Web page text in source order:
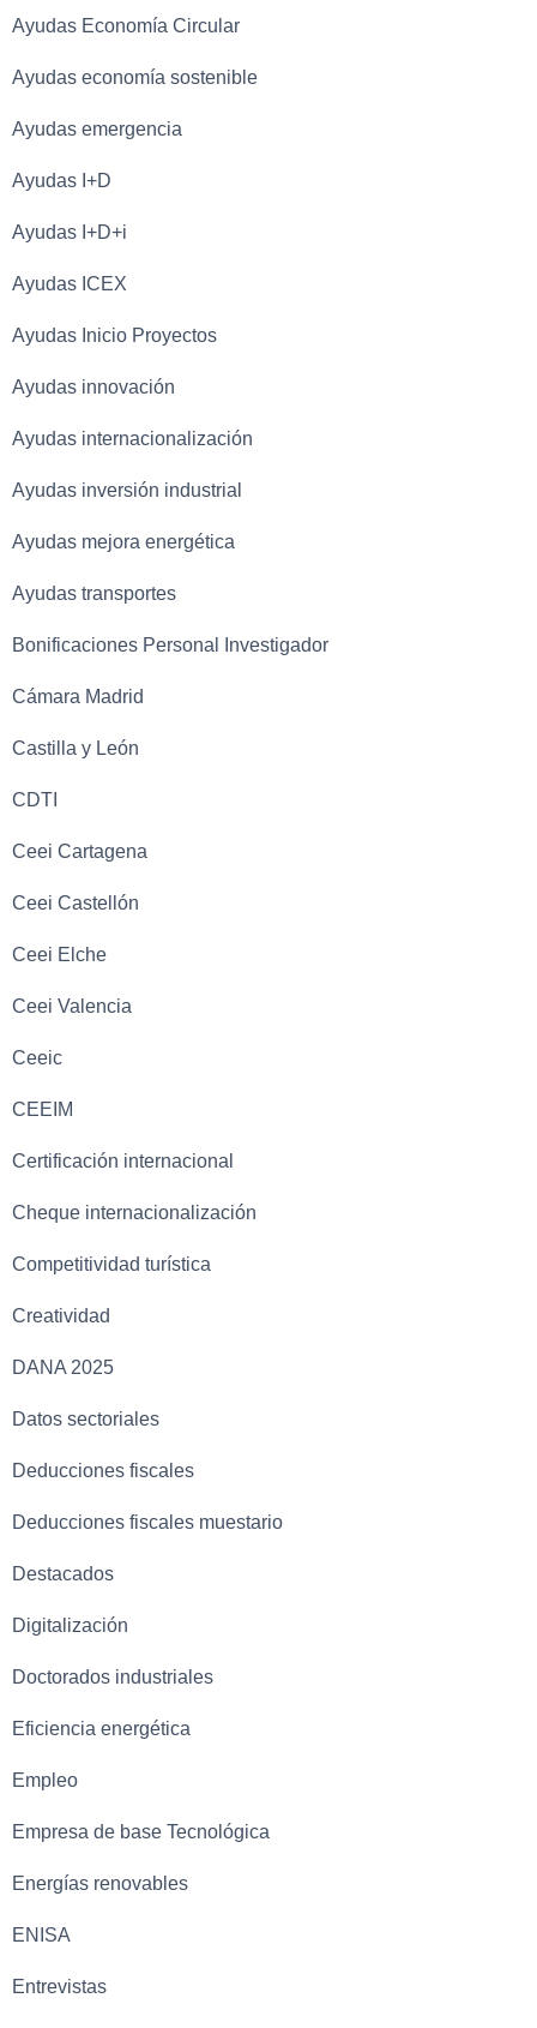
Ayudas Economía Circular
Ayudas economía sostenible
Ayudas emergencia
Ayudas I+D
Ayudas I+D+i
Ayudas ICEX
Ayudas Inicio Proyectos
Ayudas innovación
Ayudas internacionalización
Ayudas inversión industrial
Ayudas mejora energética
Ayudas transportes
Bonificaciones Personal Investigador
Cámara Madrid
Castilla y León
CDTI
Ceei Cartagena
Ceei Castellón
Ceei Elche
Ceei Valencia
Ceeic
CEEIM
Certificación internacional
Cheque internacionalización
Competitividad turística
Creatividad
DANA 2025
Datos sectoriales
Deducciones fiscales
Deducciones fiscales muestario
Destacados
Digitalización
Doctorados industriales
Eficiencia energética
Empleo
Empresa de base Tecnológica
Energías renovables
ENISA
Entrevistas